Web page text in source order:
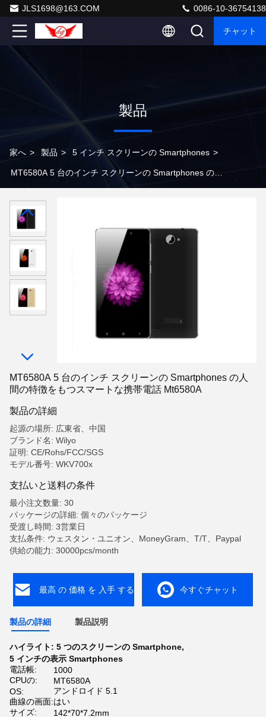
JLS1698@163.COM 0086-10-36754138
チャット
製品
家へ > 製品 > 5 インチ スクリーンの Smartphones >
MT6580A 5 台のインチ スクリーンの Smartphones の人
MT6580A 5 台のインチ スクリーンの Smartphones の人
間の特徴をもつスマートな携帯電話 Mt6580A
製品の詳細
起源の場所: 広東省、中国
ブランド名: Wilyo
証明: CE/Rohs/FCC/SGS
モデル番号: WKV700x
支払いと送料の条件
最小注文数量: 30
パッケージの詳細: 個々のパッケージ
受渡し時間: 3営業日
支払条件: ウェスタン・ユニオン、MoneyGram、T/T、Paypal
供給の能力: 30000pcs/month
最高 の 価格 を 入手 する 今すぐチャット
製品の詳細 製品説明
ハイライト: 5 つのスクリーンの Smartphone,
5 インチの表示 Smartphones
電話帳:
1000
CPUの:
MT6580A
OS:
アンドロイド 5.1
曲線の画面:はい
サイズ:
142*70*7.2mm